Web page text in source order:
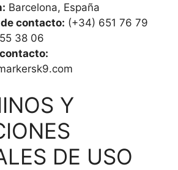
Barcelona, España
contacto: (+34) 651 76 79
38 06
Y
DE USO